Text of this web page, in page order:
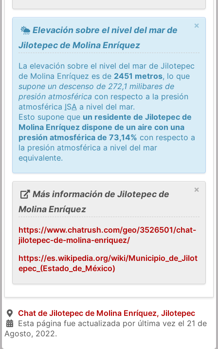
×
Elevación sobre el nivel del mar de
Jilotepec de Molina Enríquez
La elevación sobre el nivel del mar de Jilotepec
de Molina Enríquez es de 2451 metros, lo que
supone un descenso de 272,1 milibares de
presión atmosférica con respecto a la presión
atmosférica ISA a nivel del mar.
Esto supone que un residente de Jilotepec de
Molina Enríquez dispone de un aire con una
presión atmosférica de 73,14% con respecto a
la presión atmosférica a nivel del mar
equivalente.
×
Más información de Jilotepec de
Molina Enríquez
https://www.chatrush.com/geo/3526501/chat-
jilotepec-de-molina-enriquez/
https://es.wikipedia.org/wiki/Municipio_de_Jilot
epec_(Estado_de_México)
Chat de Jilotepec de Molina Enríquez, Jilotepec
Esta página fue actualizada por última vez el 21 de
Agosto, 2022.